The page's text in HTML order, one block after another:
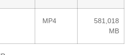
MP4
581,018
MB